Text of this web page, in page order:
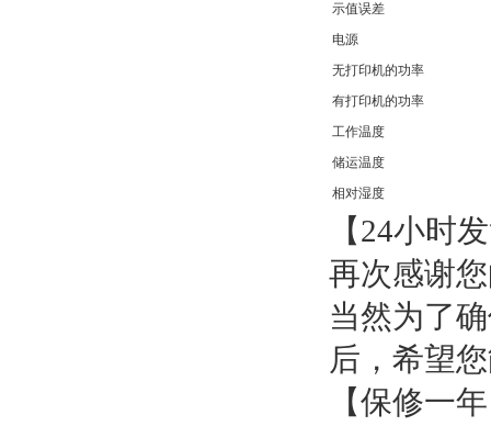
示值误差
电源
无打印机的功率
有打印机的功率
工作温度
储运温度
相对湿度
【24小时
再次感谢
当然为了
后，希望
【保修一